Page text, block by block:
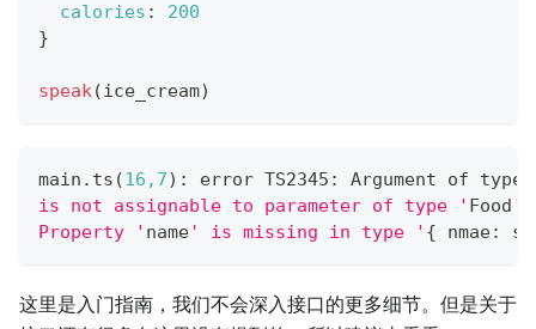
calories :
200
}
speak(ice_cream)
main.ts (16,7) : error TS2345: Argument of type
is not assignable to parameter of type ' Food '.
Property ' name' is missing in type ' { nmae:
这里是入门指南，我们不会深入接口的更多细节。但是关于